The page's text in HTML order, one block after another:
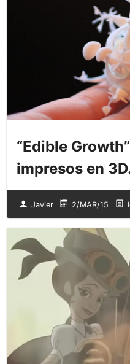
“Edible
impresos en
Javier 2/MAR/15